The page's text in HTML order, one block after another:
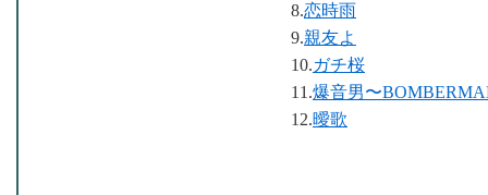
8.恋時雨
9.親友よ
10.ガチ桜
11.爆音男〜
12.曖歌